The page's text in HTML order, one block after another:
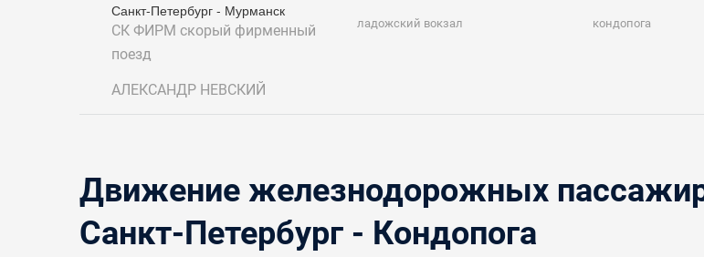
Санкт-Петербург - Мурманск
СК ФИРМскорый фирменный
поезд
АЛЕКСАНДР НЕВСКИЙ
ладожский вокзал кондопога
Движение железнодорожных
Санкт-Петербург - Кондопога